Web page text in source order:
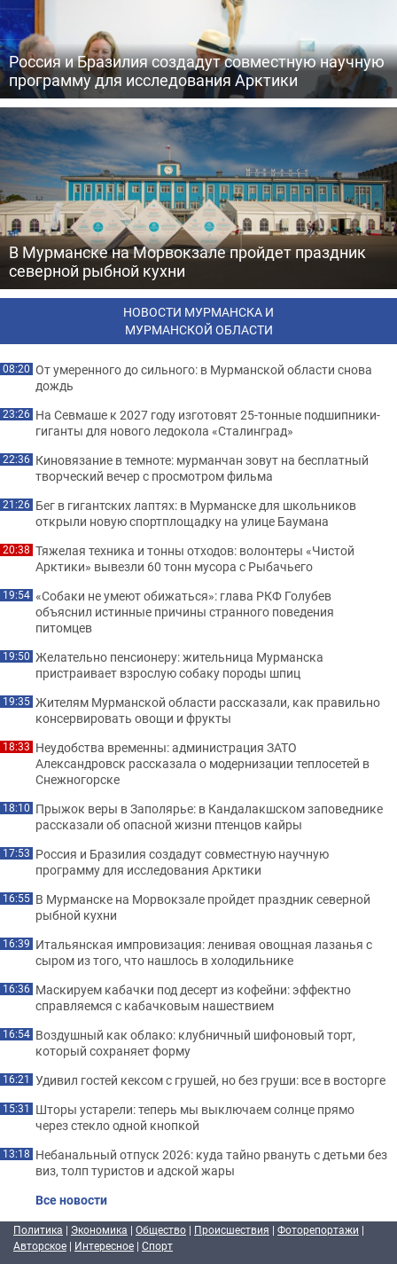
Россия и Бразилия создадут совместную научную
программу для исследования Арктики
В Мурманске на Морвокзале пройдет праздник
северной рыбной кухни
НОВОСТИ МУРМАНСКА И
МУРМАНСКОЙ ОБЛАСТИ
08:20 От умеренного до сильного: в Мурманской области снова
дождь
23:26 На Севмаше к 2027 году изготовят 25-тонные подшипники-
гиганты для нового ледокола «Сталинград»
22:36 Киновязание в темноте: мурманчан зовут на бесплатный
творческий вечер с просмотром фильма
21:26 Бег в гигантских лаптях: в Мурманске для школьников
открыли новую спортплощадку на улице Баумана
20:38 Тяжелая техника и тонны отходов: волонтеры «Чистой
Арктики» вывезли 60 тонн мусора с Рыбачьего
19:54 «Собаки не умеют обижаться»: глава РКФ Голубев
объяснил истинные причины странного поведения
питомцев
19:50 Желательно пенсионеру: жительница Мурманска
пристраивает взрослую собаку породы шпиц
19:35 Жителям Мурманской области рассказали, как правильно
консервировать овощи и фрукты
18:33 Неудобства временны: администрация ЗАТО
Александровск рассказала о модернизации теплосетей в
Снежногорске
18:10 Прыжок веры в Заполярье: в Кандалакшском заповеднике
рассказали об опасной жизни птенцов кайры
17:53 Россия и Бразилия создадут совместную научную
программу для исследования Арктики
16:55 В Мурманске на Морвокзале пройдет праздник северной
рыбной кухни
16:39 Итальянская импровизация: ленивая овощная лазанья с
сыром из того, что нашлось в холодильнике
16:36 Маскируем кабачки под десерт из кофейни: эффектно
справляемся с кабачковым нашествием
16:54 Воздушный как облако: клубничный шифоновый торт,
который сохраняет форму
16:21 Удивил гостей кексом с грушей, но без груши: все в восторге
15:31 Шторы устарели: теперь мы выключаем солнце прямо
через стекло одной кнопкой
13:18 Небанальный отпуск 2026: куда тайно рвануть с детьми без
виз, толп туристов и адской жары
Все новости
Политика | Экономика | Общество | Происшествия | Фоторепортажи |
Авторское | Интересное | Спорт